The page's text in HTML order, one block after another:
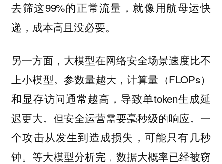
去筛这99%的正常流量，就像用航母运快
递，成本高且没必要。
另一方面，大模型在网络安全场景速度比不
上小模型。 参数量越大，计算量（FLOPs）
和显存访问通常越高‌，导致单token生成延
迟更大。但安全运营需要毫秒级的响应。一
个攻击从发生到造成损失，可能只有几秒
钟。等大模型分析完，数据大概率已经被窃